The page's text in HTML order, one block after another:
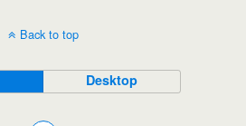
Back to top
Desktop